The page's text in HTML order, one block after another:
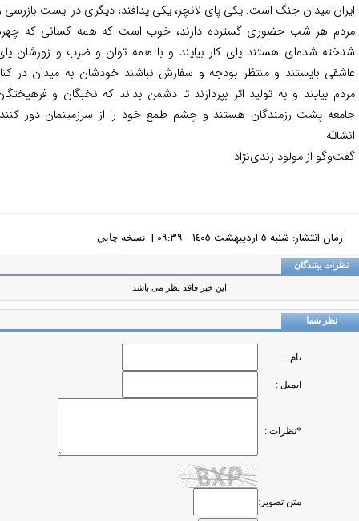
میدان جنگ است. یکی پای لانچر، یکی پدافند، دیگری در ایست بازرسی و
هر شب حضوری گسترده دارند، خوب است که همه کسانی که چهره
شده‌ای هستند پای کار بیایند و با همه توان و ضرب و زورشان پای
بایستند و منتظر بودجه و سفارش نباشند خودشان به میدان در کنار
بیایند و به تولید اثر بپردازند تا دشمن بداند که نخبگان و فرهیختگان
پشت رزمندگان هستند و چشم طمع خود را از سرزمینمان دور کنند.
از مولود زندی‌نژاد
زمان انتشار: شنبه ٥ ارديبهشت ١٤٠٥ - ٠٩:٣٩ | نسخه چاپي
بینندگان
این خبر فاقد نظر می باشد
نظر شما
نام :
ایمیل :
*نظرات :
متن تصویر: